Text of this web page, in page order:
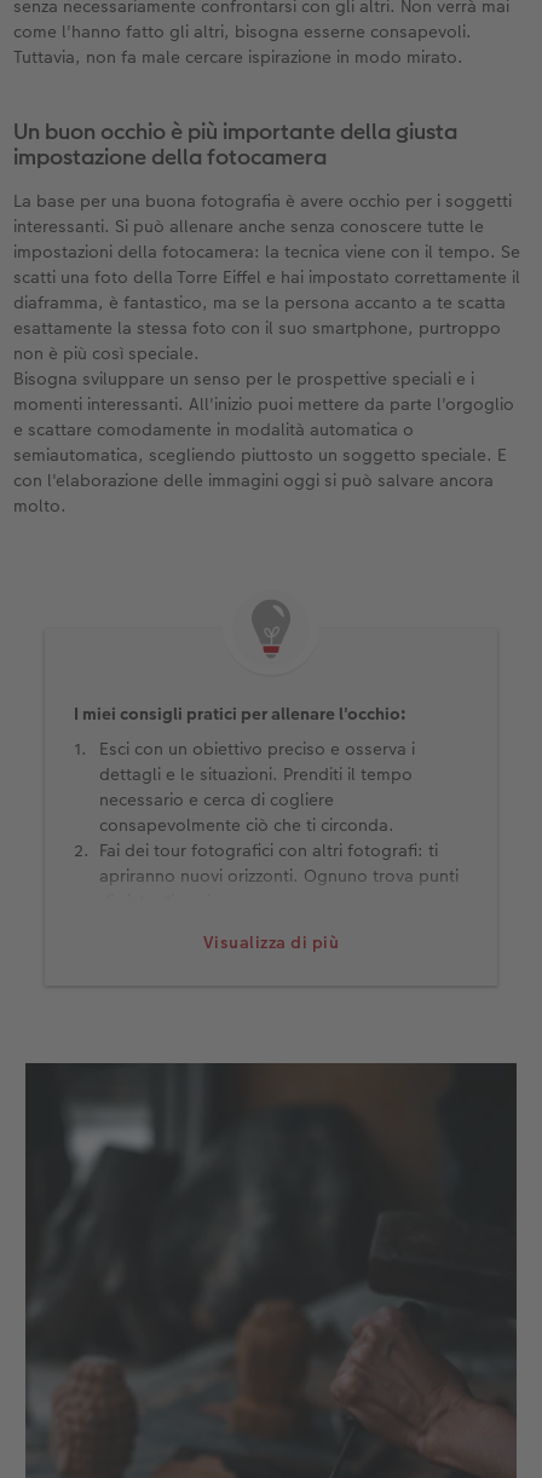
Custodia personalizzata
Tasca interna
FOTOLIBRO CEWE Kids
Primi passi
Come ordinare
Esempi di clienti
Storie dei clienti
Coffeetable Book «Art Collection»
Nature Prints
Poster premium
Set di foto
Foto istantanee
Fototessere biometriche
Accessori
CEWE myPhotos
Poster con mappa
Collage fotografico
hexxas
Poster in alluminio
Foto su legno
Poster Gallery
Poster su forex
Mosaico
Altre occasioni
Biglietti pieghevoli
Foto biglietti
Cartoline singole con spedizione diretta
CEWE myPhotos
Giochi
Scuola e ufficio
Animali domestici
Stampe artistiche
Foto-box regalo
Idee regalo
Buono regalo CEWE
CEWE myPhotos
Cover in silicone
Cover rigide
Cover in pelle
Cover cellulare con tracolla
Con design
CEWE myPhotos
Calendari da parete con design
Calendario da parete A4
Calendario da parete A4 Panoramico
Calendario da tavolo quadrato
CEWE myPhotos
Accessori
per il compleanno
Regali per la festa della mamma
Regali d’addio
per gli sposi
per l’addio al nubilato
Matrimonio
Annuario
Concorsi fotografici
App
senza necessariamente confrontarsi con gli altri. Non verrà mai
come l'hanno fatto gli altri, bisogna esserne consapevoli.
Tuttavia, non fa male cercare ispirazione in modo mirato.
Un buon occhio è più importante della giusta
impostazione della fotocamera
La base per una buona fotografia è avere occhio per i soggetti
interessanti. Si può allenare anche senza conoscere tutte le
impostazioni della fotocamera: la tecnica viene con il tempo. Se
scatti una foto della Torre Eiffel e hai impostato correttamente il
diaframma, è fantastico, ma se la persona accanto a te scatta
esattamente la stessa foto con il suo smartphone, purtroppo
non è più così speciale.
Bisogna sviluppare un senso per le prospettive speciali e i
momenti interessanti. All'inizio puoi mettere da parte l'orgoglio
e scattare comodamente in modalità automatica o
semiautomatica, scegliendo piuttosto un soggetto speciale. E
con l'elaborazione delle immagini oggi si può salvare ancora
molto.
Visualizza di più
I miei consigli pratici per allenare l'occhio:
Esci con un obiettivo preciso e osserva i
dettagli e le situazioni. Prenditi il tempo
necessario e cerca di cogliere
consapevolmente ciò che ti circonda.
Fai dei tour fotografici con altri fotografi: ti
apriranno nuovi orizzonti. Ognuno trova punti
prospettive della Torre Eiffel hanno trovato gli